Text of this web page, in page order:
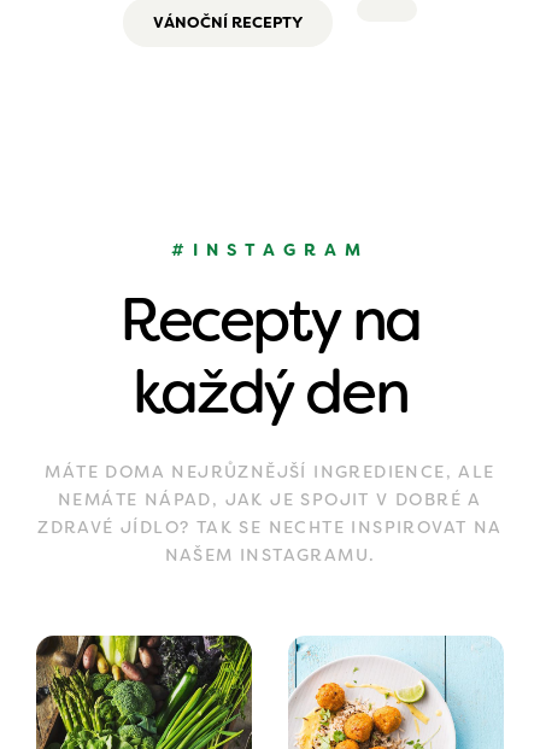
VÁNOČNÍ RECEPTY
#INSTAGRAM
Recepty na
každý den
MÁTE DOMA NEJRŮZNĚJŠÍ INGREDIENCE, ALE
NEMÁTE NÁPAD, JAK JE SPOJIT V DOBRÉ A
ZDRAVÉ JÍDLO? TAK SE NECHTE INSPIROVAT NA
NAŠEM INSTAGRAMU.